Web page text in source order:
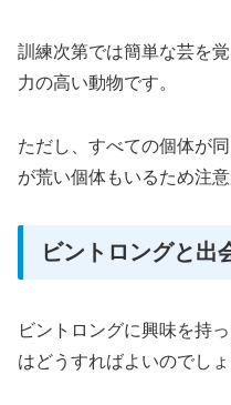
訓練次第では簡単な芸を
力の高い動物です。
ただし、すべての個体が
が荒い個体もいるため注意
ビントロングと出
ビントロングに興味を持
はどうすればよいのでしょ